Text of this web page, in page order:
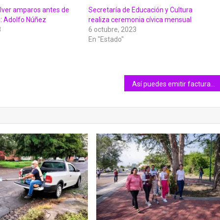
amparos antes de
Adolfo Núñez
Secretaría de Educación y Cultura
realiza ceremonia cívica mensual
6 octubre, 2023
En "Estado"